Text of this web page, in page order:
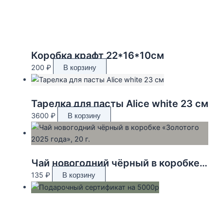
Коробка крафт 22*16*10см
200 ₽ В корзину
Тарелка для пасты Alice white 23 см
3600 ₽ В корзину
Чай новогодний чёрный в коробке «Золотого 2025 года», 20 г.
135 ₽ В корзину